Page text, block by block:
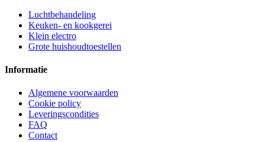
Luchtbehandeling
Keuken- en kookgerei
Klein electro
Grote huishoudtoestellen
Informatie
Algemene voorwaarden
Cookie policy
Leveringscondities
FAQ
Contact